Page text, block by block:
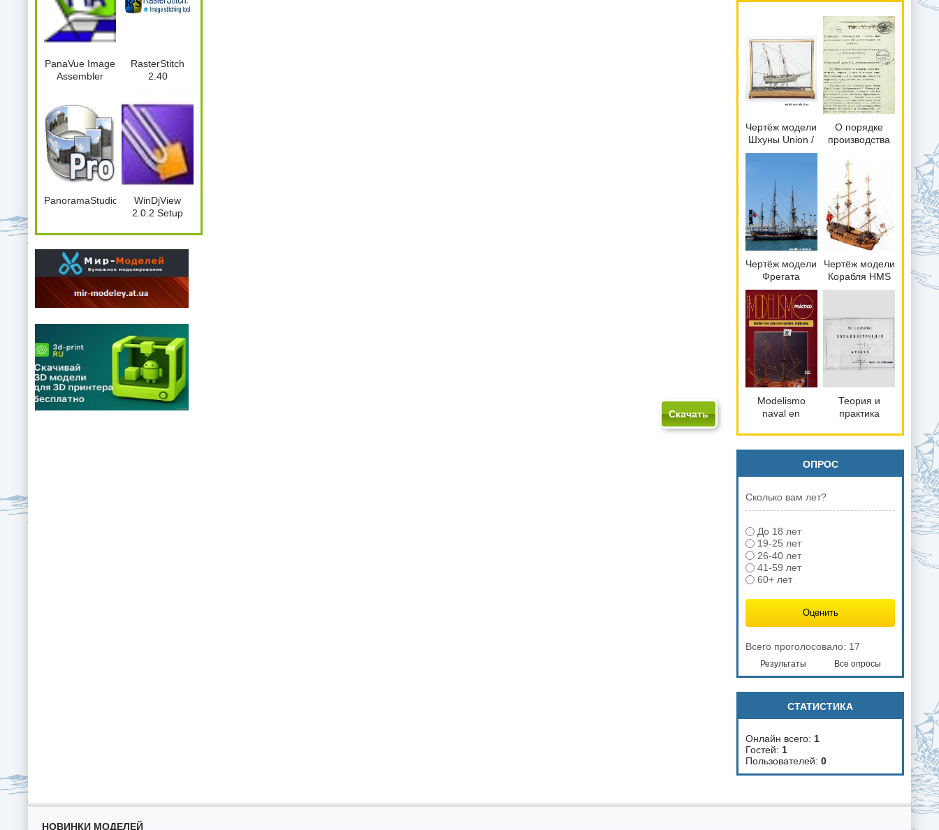
Скачать
PanaVue Image
Assembler
RasterStitch
2.40
PanoramaStudio2Pro.2.5.0.164.x86.Port
WinDjView
2.0.2 Setup
Чертёж модели
Шхуны Union /
Юнион (1823)
справка
О порядке
производства
вооружении
кораблей для
плавания по
морям. 1826
Чертёж модели
Фрегата
Сюрприз /
Frigate HMS
Surprise для
сборки и
историческая
справка
Чертёж модели
Корабля HMS
Ajax / Аякс
историческая
справка
Modelismo
naval en
Теория и
практика
Атласть 1 часть
ОПРОС
Сколько вам лет?
До 18 лет
19-25 лет
26-40 лет
41-59 лет
60+ лет
Всего проголосовало: 17
Результаты Все опросы
СТАТИСТИКА
Онлайн всего: 1
Гостей: 1
Пользователей: 0
НОВИНКИ МОДЕЛЕЙ